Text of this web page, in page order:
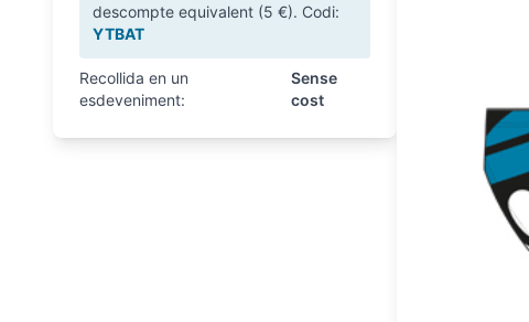
descompte equivalent (5 €). Codi:
YTBAT
Recollida en un
esdeveniment:
Sense
cost